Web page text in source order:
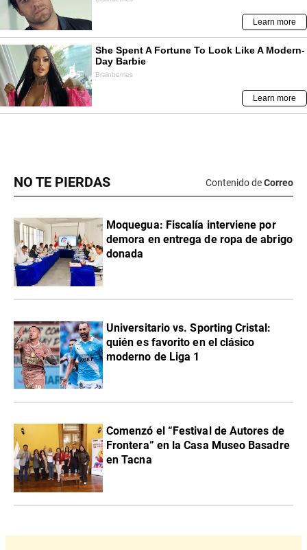
NO TE PIERDAS Contenido deCorreo
Moquegua: Fiscalía interviene por
demora en entrega de ropa de abrigo
donada
Universitario vs. Sporting Cristal:
quién es favorito en el clásico
moderno de Liga 1
Comenzó el “Festival de Autores de
Frontera” en la Casa Museo Basadre
en Tacna